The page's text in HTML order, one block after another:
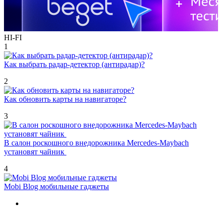
HI-FI
1
Как выбрать радар-детектор (антирадар)?
2
Как обновить карты на навигаторе?
3
В салон роскошного внедорожника Mercedes-Maybach
установят чайник
4
Mobi Blog мобильные гаджеты